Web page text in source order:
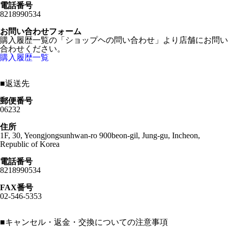
電話番号
8218990534
お問い合わせフォーム
購入履歴一覧の「ショップヘの問い合わせ」より店舗にお問い
合わせください。
購入履歴一覧
■返送先
郵便番号
06232
住所
1F, 30, Yeongjongsunhwan-ro 900beon-gil, Jung-gu, Incheon,
Republic of Korea
電話番号
8218990534
FAX番号
02-546-5353
■キャンセル・返金・交換についての注意事項